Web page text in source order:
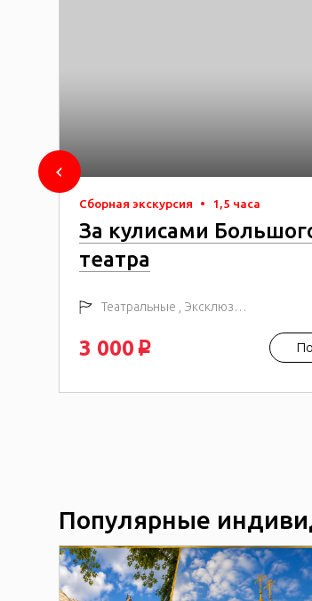
Сборная экскурсия • 1,5 часа
За кулисами
театра
Театральные , Эксклюзивные
3 000 p
Популярные